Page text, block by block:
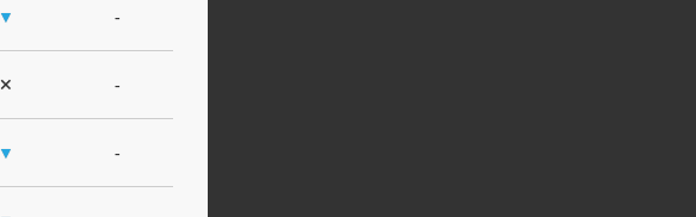
▼ -
✕ -
▼ -